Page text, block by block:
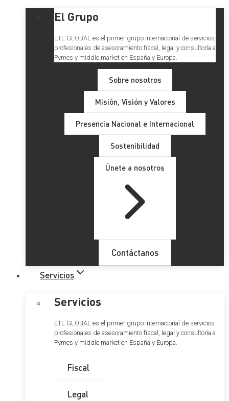
El Grupo
ETL GLOBAL es el primer grupo internacional de servicios
profesionales de asesoramiento fiscal, legal y consultoría a
Pymes y middle market en España y Europa.
Sobre nosotros
Misión, Visión y Valores
Presencia Nacional e Internacional
Sostenibilidad
Únete a nosotros
Contáctanos
Servicios
Servicios
ETL GLOBAL es el primer grupo internacional de servicios
profesionales de asesoramiento fiscal, legal y consultoría a
Pymes y middle market en España y Europa.
Fiscal
Legal